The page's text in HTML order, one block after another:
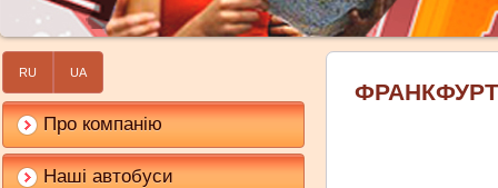
RU UA
Про компанію
Наші автобуси